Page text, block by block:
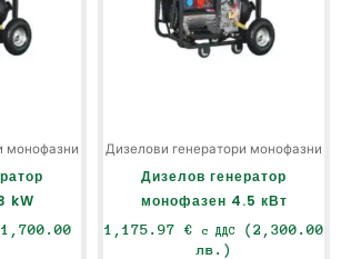
монофазни
kW
Дизелови генератори монофазни
Дизелов генератор
монофазен 4.5 кВт
1,175.97 € с ДДС
(2,300.00
лв.)